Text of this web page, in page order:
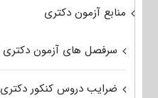
منابع آزمون دکتری
سرفصل های آزمون دکتری
ضرایب دروس کنکور دکتری